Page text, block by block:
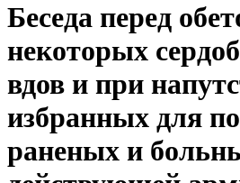
Беседа перед
некоторых
вдов и при
избранных для
раненых и